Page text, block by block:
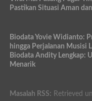
Pastikan Situasi Aman
Biodata Yovie Widianto:
hingga Perjalanan Musisi
Biodata Andity Lengkap:
Menarik
Masalah RSS: Retrieved